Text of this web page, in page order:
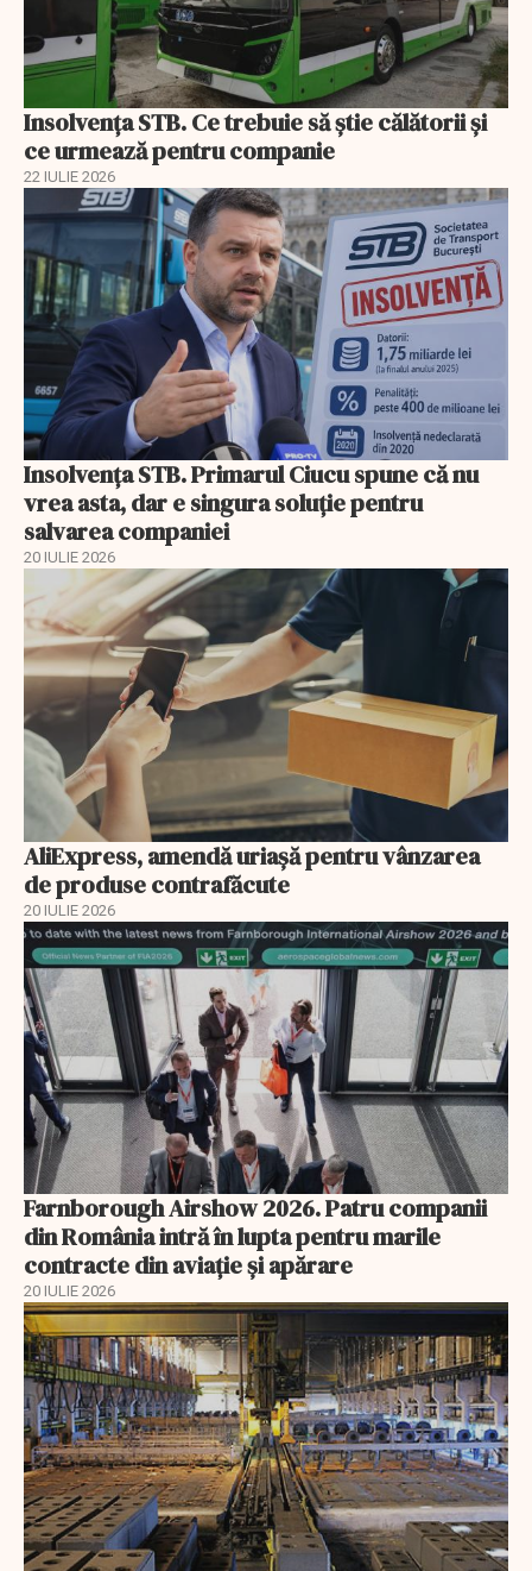
Insolvenţa STB. Ce trebuie să ştie călătorii şi
ce urmează pentru companie
22 IULIE 2026
Insolvenţa STB. Primarul Ciucu spune că nu
vrea asta, dar e singura soluţie pentru
salvarea companiei
20 IULIE 2026
AliExpress, amendă uriaşă pentru vânzarea
de produse contrafăcute
20 IULIE 2026
Farnborough Airshow 2026. Patru companii
din România intră în lupta pentru marile
contracte din aviație și apărare
20 IULIE 2026